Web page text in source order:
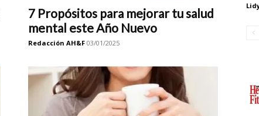
7 Propósitos para mejorar tu salud
mental este Año Nuevo
Redacción AH&F 03/01/2025